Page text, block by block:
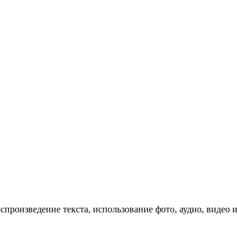
текста, использование фото, аудио,